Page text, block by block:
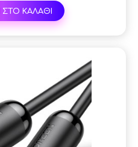
ΚΑΛΑΘΙ